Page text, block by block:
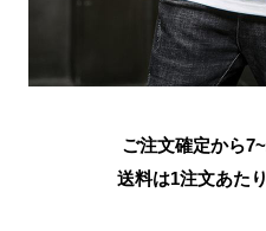
ご注文確定から
送料は1注文あたり